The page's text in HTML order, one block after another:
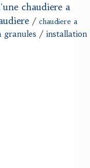
chaudiere a
/ chaudiere a
granules / installation